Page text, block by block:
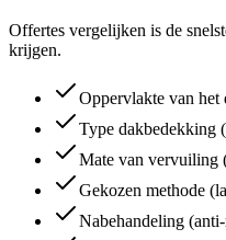
Offertes vergelijken is de
krijgen.
Oppervlakte van het
Type dakbedekking
Mate van vervuiling
Gekozen methode
Nabehandeling